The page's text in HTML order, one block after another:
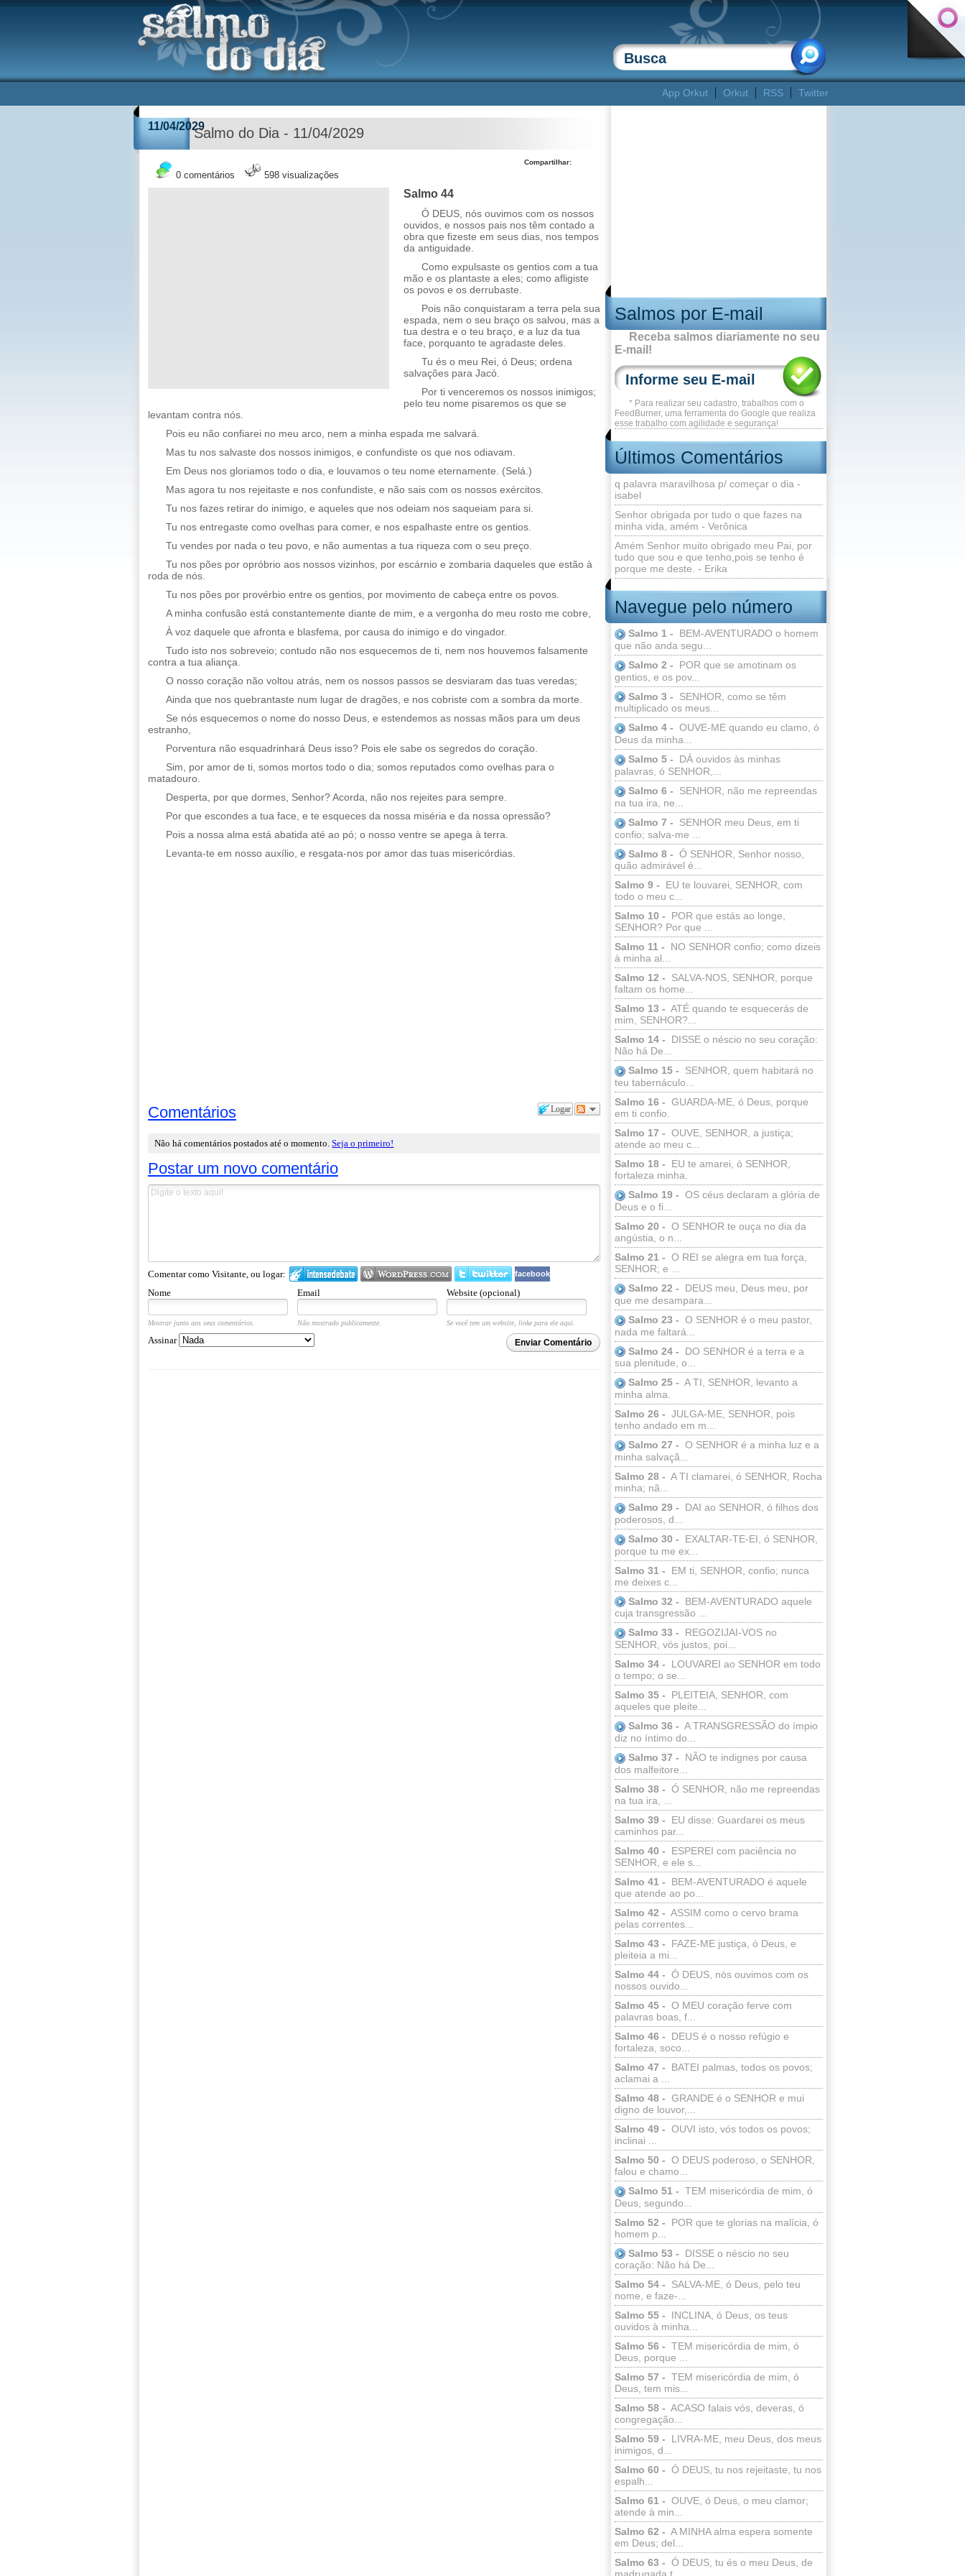
App Orkut Orkut RSS Twitter
Salmos por E-mail
Receba salmos diariamente no seu
E-mail!
* Para realizar seu cadastro, trabalhos com o
FeedBurner, uma ferramenta do Google que realiza
esse trabalho com agilidade e segurança!
Últimos Comentários
q palavra maravilhosa p/ começar o dia -
isabel
Senhor obrigada por tudo o que fazes na
minha vida, amém - Verônica
Amém Senhor muito obrigado meu Pai, por
tudo que sou e que tenho,pois se tenho é
porque me deste. - Erika
Navegue pelo número
Salmo 1 -
BEM-AVENTURADO o homem
que não anda segu...
Salmo 2 -
POR que se amotinam os
gentios, e os pov...
Salmo 3 -
SENHOR, como se têm
multiplicado os meus...
Salmo 4 - OUVE-ME quando eu clamo, ó
Deus da minha...
Salmo 5 -
DÁ ouvidos às minhas
palavras, ó SENHOR,...
Salmo 6 -
SENHOR, não me repreendas
na tua ira, ne...
Salmo 7 -
SENHOR meu Deus, em ti
confio; salva-me ...
Salmo 8 - Ó SENHOR, Senhor nosso,
quão admirável é...
Salmo 9 -
EU te louvarei, SENHOR, com
todo o meu c...
Salmo 10 -
POR que estás ao longe,
SENHOR? Por que ...
Salmo 11 -
NO SENHOR confio; como dizeis
à minha al...
Salmo 12 -
SALVA-NOS, SENHOR, porque
faltam os home...
Salmo 13 - ATÉ quando te esquecerás de
mim, SENHOR?...
Salmo 14 -
DISSE o néscio no seu coração:
Não há De...
Salmo 15 -
SENHOR, quem habitará no
teu tabernáculo...
Salmo 16 - GUARDA-ME, ó Deus, porque
em ti confio.
Salmo 17 - OUVE, SENHOR, a justiça;
atende ao meu c...
Salmo 18 -
EU te amarei, ó SENHOR,
fortaleza minha.
Salmo 19 - OS céus declaram a glória de
Deus e o fi...
Salmo 20 - O SENHOR te ouça no dia da
angústia, o n...
Salmo 21 - O REI se alegra em tua força,
SENHOR; e ...
Salmo 22 -
DEUS meu, Deus meu, por
que me desampara...
Salmo 23 - O SENHOR é o meu pastor,
nada me faltará...
Salmo 24 -
DO SENHOR é a terra e a
sua plenitude, o...
Salmo 25 - A TI, SENHOR, levanto a
minha alma.
Salmo 26 - JULGA-ME, SENHOR, pois
tenho andado em m...
Salmo 27 - O SENHOR é a minha luz e a
minha salvaçã...
Salmo 28 - A TI clamarei, ó SENHOR, Rocha
minha; nã...
Salmo 29 -
DAI ao SENHOR, ó filhos dos
poderosos, d...
Salmo 30 -
EXALTAR-TE-EI, ó SENHOR,
porque tu me ex...
Salmo 31 -
EM ti, SENHOR, confio; nunca
me deixes c...
Salmo 32 -
BEM-AVENTURADO aquele
cuja transgressão ...
Salmo 33 -
REGOZIJAI-VOS no
SENHOR, vós justos, poi...
Salmo 34 -
LOUVAREI ao SENHOR em todo
o tempo; o se...
Salmo 35 -
PLEITEIA, SENHOR, com
aqueles que pleite...
Salmo 36 - A TRANSGRESSÃO do ímpio
diz no íntimo do...
Salmo 37 -
NÃO te indignes por causa
dos malfeitore...
Salmo 38 - Ó SENHOR, não me repreendas
na tua ira, ...
Salmo 39 -
EU disse: Guardarei os meus
caminhos par...
Salmo 40 -
ESPEREI com paciência no
SENHOR, e ele s...
Salmo 41 -
BEM-AVENTURADO é aquele
que atende ao po...
Salmo 42 - ASSIM como o cervo brama
pelas correntes...
Salmo 43 -
FAZE-ME justiça, ó Deus, e
pleiteia a mi...
Salmo 44 - Ó DEUS, nós ouvimos com os
nossos ouvido...
Salmo 45 - O MEU coração ferve com
palavras boas, f...
Salmo 46 -
DEUS é o nosso refúgio e
fortaleza, soco...
Salmo 47 -
BATEI palmas, todos os povos;
aclamai a ...
Salmo 48 - GRANDE é o SENHOR e mui
digno de louvor,...
Salmo 49 - OUVI isto, vós todos os povos;
inclinai ...
Salmo 50 - O DEUS poderoso, o SENHOR,
falou e chamo...
Salmo 51 - TEM misericórdia de mim, ó
Deus, segundo...
Salmo 52 -
POR que te glorias na malícia, ó
homem p...
Salmo 53 -
DISSE o néscio no seu
coração: Não há De...
Salmo 54 -
SALVA-ME, ó Deus, pelo teu
nome, e faze-...
Salmo 55 -
INCLINA, ó Deus, os teus
ouvidos à minha...
Salmo 56 - TEM misericórdia de mim, ó
Deus, porque ...
Salmo 57 - TEM misericórdia de mim, ó
Deus, tem mis...
Salmo 58 - ACASO falais vós, deveras, ó
congregação...
Salmo 59 -
LIVRA-ME, meu Deus, dos meus
inimigos, d...
Salmo 60 - Ó DEUS, tu nos rejeitaste, tu nos
espalh...
Salmo 61 - OUVE, ó Deus, o meu clamor;
atende à min...
Salmo 62 - A MINHA alma espera somente
em Deus; del...
Salmo 63 - Ó DEUS, tu és o meu Deus, de
11/04/2029Salmo do Dia - 11/04/2029
0 comentários 598 visualizações
Compartilhar:
Salmo 44
Ó DEUS, nós ouvimos com os nossos
ouvidos, e nossos pais nos têm contado a
obra que fizeste em seus dias, nos tempos
da antiguidade.
Como expulsaste os gentios com a tua
mão e os plantaste a eles; como afligiste
os povos e os derrubaste.
Pois não conquistaram a terra pela sua
espada, nem o seu braço os salvou, mas a
tua destra e o teu braço, e a luz da tua
face, porquanto te agradaste deles.
Tu és o meu Rei, ó Deus; ordena
salvações para Jacó.
Por ti venceremos os nossos inimigos;
pelo teu nome pisaremos os que se
levantam contra nós.
Pois eu não confiarei no meu arco, nem a minha espada me salvará.
Mas tu nos salvaste dos nossos inimigos, e confundiste os que nos odiavam.
Em Deus nos gloriamos todo o dia, e louvamos o teu nome eternamente. (Selá.)
Mas agora tu nos rejeitaste e nos confundiste, e não sais com os nossos exércitos.
Tu nos fazes retirar do inimigo, e aqueles que nos odeiam nos saqueiam para si.
Tu nos entregaste como ovelhas para comer, e nos espalhaste entre os gentios.
Tu vendes por nada o teu povo, e não aumentas a tua riqueza com o seu preço.
Tu nos pões por opróbrio aos nossos vizinhos, por escárnio e zombaria daqueles que estão à
roda de nós.
Tu nos pões por provérbio entre os gentios, por movimento de cabeça entre os povos.
A minha confusão está constantemente diante de mim, e a vergonha do meu rosto me cobre,
À voz daquele que afronta e blasfema, por causa do inimigo e do vingador.
Tudo isto nos sobreveio; contudo não nos esquecemos de ti, nem nos houvemos falsamente
contra a tua aliança.
O nosso coração não voltou atrás, nem os nossos passos se desviaram das tuas veredas;
Ainda que nos quebrantaste num lugar de dragões, e nos cobriste com a sombra da morte.
Se nós esquecemos o nome do nosso Deus, e estendemos as nossas mãos para um deus
estranho,
Porventura não esquadrinhará Deus isso? Pois ele sabe os segredos do coração.
Sim, por amor de ti, somos mortos todo o dia; somos reputados como ovelhas para o
matadouro.
Desperta, por que dormes, Senhor? Acorda, não nos rejeites para sempre.
Por que escondes a tua face, e te esqueces da nossa miséria e da nossa opressão?
Pois a nossa alma está abatida até ao pó; o nosso ventre se apega à terra.
Levanta-te em nosso auxílio, e resgata-nos por amor das tuas misericórdias.
Logar
Comentários
Não há comentários postados até o momento.Seja o primeiro!
Postar um novo comentário
Comentar como Visitante, ou logar: facebook
Nome Email Website (opcional)
Mostrar junto aos seus comentários. Não mostrado publicamente. Se você tem um website, linke para ele aqui.
Enviar Comentário
Assinar